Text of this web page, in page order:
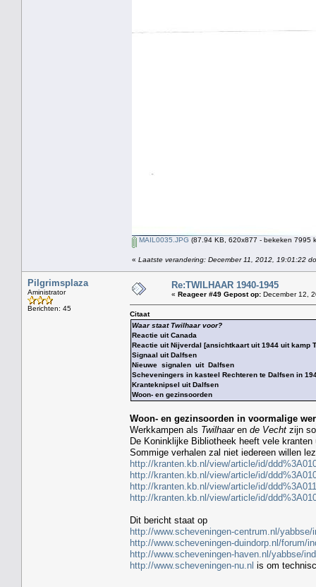
MAIL0035.JPG (87.94 KB, 620x877 - bekeken 7995
« Laatste verandering: December 11, 2012, 19:01:22
Pilgrimsplaza
Aministrator
Berichten: 45
Re:TWILHAAR 1940-1945
« Reageer #49 Gepost op: December 12,
Citaat
Waar staat Twilhaar voor?
Reactie uit Canada
Reactie uit Nijverdal [ansichtkaart uit 1944 uit kamp
Signaal uit Dalfsen
Nieuwe signalen uit Dalfsen
Scheveningers in kasteel Rechteren te Dalfsen in
Kranteknipsel uit Dalfsen
Woon- en gezinsoorden
Woon- en gezinsoorden in voormalige
Werkkampen als Twilhaaren de Vecht zijn
De Koninklijke Bibliotheek heeft vele
Sommige verhalen zal niet iedereen willen
http://kranten.kb.nl/view/article/id/
http://kranten.kb.nl/view/article/id/
http://kranten.kb.nl/view/article/id/
http://kranten.kb.nl/view/article/id/
Dit bericht staat op
http://www.scheveningen-centrum.nl/
http://www.scheveningen-duindorp.nl/forum/
http://www.scheveningen-haven.nl/yabbse/
http://www.scheveningen-nu.nl is om